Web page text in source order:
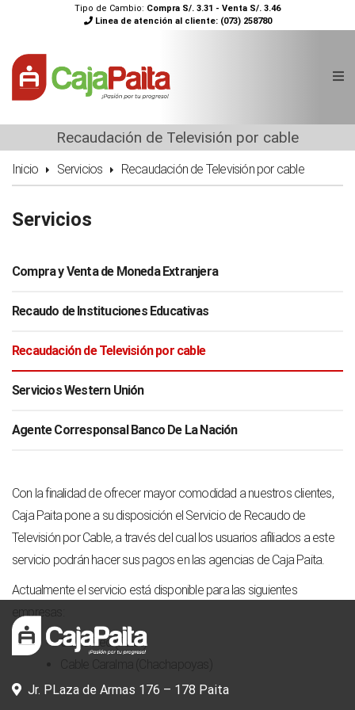
Tipo de Cambio: Compra S/. 3.31 - Venta S/. 3.46
Linea de atención al cliente: (073) 258780
Recaudación de Televisión por cable
Inicio Servicios Recaudación de Televisión por cable
Servicios
Compra y Venta de Moneda Extranjera
Recaudo de Instituciones Educativas
Recaudación de Televisión por cable
Servicios Western Unión
Agente Corresponsal Banco De La Nación
Con la finalidad de ofrecer mayor comodidad a nuestros clientes,
Caja Paita pone a su disposición el Servicio de Recaudo de
Televisión por Cable, a través del cual los usuarios afiliados a este
servicio podrán hacer sus pagos en las agencias de Caja Paita.
Actualmente el servicio está disponible para las siguientes
Cable Red (Paita)
Jr. PLaza de Armas 176 – 178 Paita